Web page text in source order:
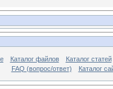
Каталог файлов
Каталог статей
FAQ (вопрос/ответ)
Каталог